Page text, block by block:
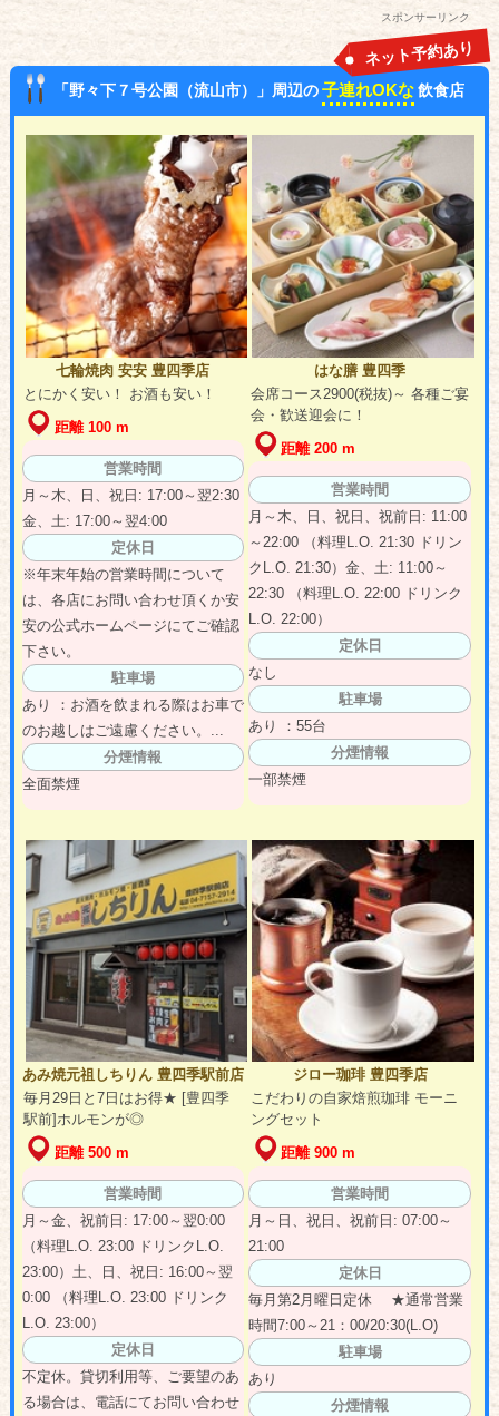
スポンサーリンク
「野々下７号公園（流山市）」周辺の子連れOKな 飲食店
ネット予約あり
七輪焼肉 安安 豊四季店
とにかく安い！ お酒も安い！
距離 100 m
営業時間
月～木、日、祝日: 17:00～翌2:30
金、土: 17:00～翌4:00
定休日
※年末年始の営業時間について
は、各店にお問い合わせ頂くか安
安の公式ホームページにてご確認
下さい。
駐車場
あり ：お酒を飲まれる際はお車で
のお越しはご遠慮ください。...
分煙情報
全面禁煙
はな膳 豊四季
会席コース2900(税抜)～ 各種ご宴
会・歓送迎会に！
距離 200 m
営業時間
月～木、日、祝日、祝前日: 11:00
～22:00 （料理L.O. 21:30 ドリン
クL.O. 21:30）金、土: 11:00～
22:30 （料理L.O. 22:00 ドリンク
L.O. 22:00）
定休日
なし
駐車場
あり ：55台
分煙情報
一部禁煙
あみ焼元祖しちりん 豊四季駅前店
毎月29日と7日はお得★ [豊四季
駅前]ホルモンが◎
距離 500 m
営業時間
月～金、祝前日: 17:00～翌0:00
（料理L.O. 23:00 ドリンクL.O.
23:00）土、日、祝日: 16:00～翌
0:00 （料理L.O. 23:00 ドリンク
L.O. 23:00）
定休日
不定休。貸切利用等、ご要望のあ
る場合は、電話にてお問い合わせ
ジロー珈琲 豊四季店
こだわりの自家焙煎珈琲 モーニ
ングセット
距離 900 m
営業時間
月～日、祝日、祝前日: 07:00～
21:00
定休日
毎月第2月曜日定休 ★通常営業
時間7:00～21：00/20:30(L.O)
駐車場
あり
分煙情報